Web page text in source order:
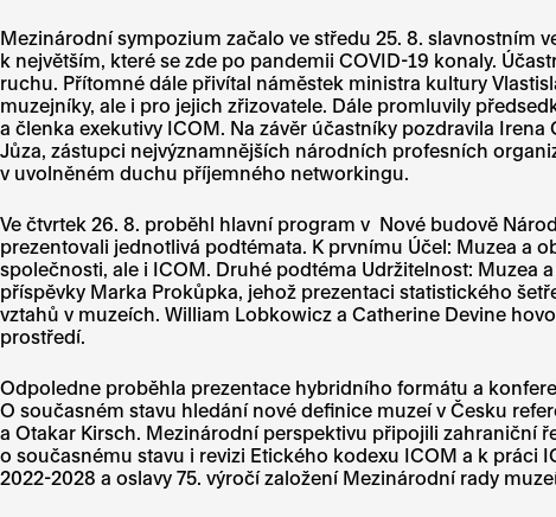
Mezinárodní sympozium začalo ve středu 25. 8. slavnostním
k největším, které se zde po pandemii COVID-19 konaly.
ruchu. Přítomné dále přivítal náměstek ministra kultury
muzejníky, ale i pro jejich zřizovatele. Dále promluvily
a členka exekutivy ICOM. Na závěr účastníky pozdravila
Jůza, zástupci nejvýznamnějších národních profesních
v uvolněném duchu příjemného networkingu.
Ve čtvrtek 26. 8. proběhl hlavní program v Nové budově
prezentovali jednotlivá podtémata. K prvnímu Účel: Muzea a
společnosti, ale i ICOM. Druhé podtéma Udržitelnost: Muzea
příspěvky Marka Prokůpka, jehož prezentaci statistického
vztahů v muzeích. William Lobkowicz a Catherine Devine
prostředí.
Odpoledne proběhla prezentace hybridního formátu a
O současném stavu hledání nové definice muzeí v Česku
a Otakar Kirsch. Mezinárodní perspektivu připojili zahraniční
o současnému stavu i revizi Etického kodexu ICOM a k práci
2022-2028 a oslavy 75. výročí založení Mezinárodní rady